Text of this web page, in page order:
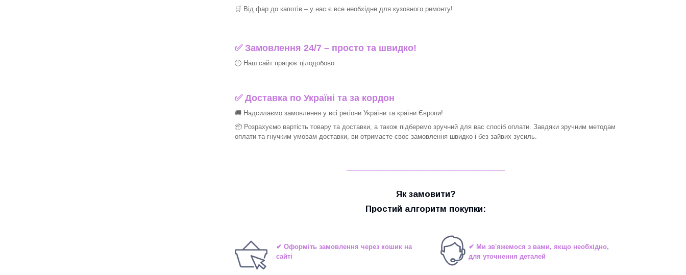
🛒 Від фар до капотів – у нас є все необхідне для кузовного ремонту!
✅ Замовлення 24/7 – просто та швидко!
🕘 Наш сайт працює цілодобово
✅ Доставка по Україні та за кордон
🚚 Надсилаємо замовлення у всі регіони України та країни Європи!
📦 Розрахуємо вартість товару та доставки, а також підберемо зручний для вас спосіб оплати. Завдяки зручним методам
оплати та гнучким умовам доставки, ви отримаєте своє замовлення швидко і без зайвих зусиль.
Як замовити?
Простий алгоритм покупки:
✔ Оформіть замовлення через кошик на
сайті
✔ Ми зв'яжемося з вами, якщо необхідно,
для уточнення деталей